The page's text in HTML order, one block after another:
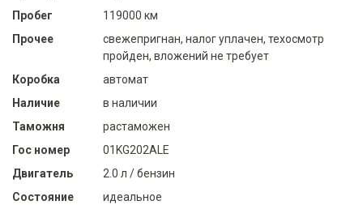
Пробег
119000 км
Прочее
свежепригнан, налог уплачен, техосмотр
пройден, вложений не требует
Коробка
автомат
Наличие
в наличии
Таможня
растаможен
Гос номер
01KG202ALE
Двигатель
2.0 л / бензин
Состояние
идеальное